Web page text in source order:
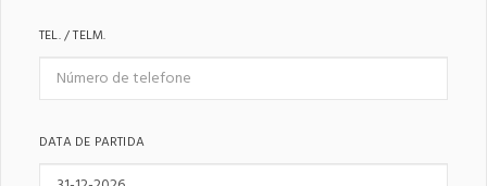
TEL. / TELM.
DATA DE PARTIDA